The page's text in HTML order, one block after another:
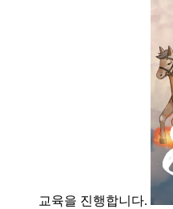
교육을 진행합니다.